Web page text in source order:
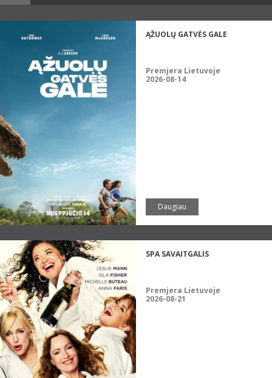
ĄŽUOLŲ GATVĖS GALE
Premjera Lietuvoje
2026-08-14
Daugiau
SPA SAVAITGALIS
Premjera Lietuvoje
2026-08-21